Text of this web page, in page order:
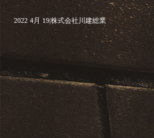
2022 4月 19|株式会社川建総業